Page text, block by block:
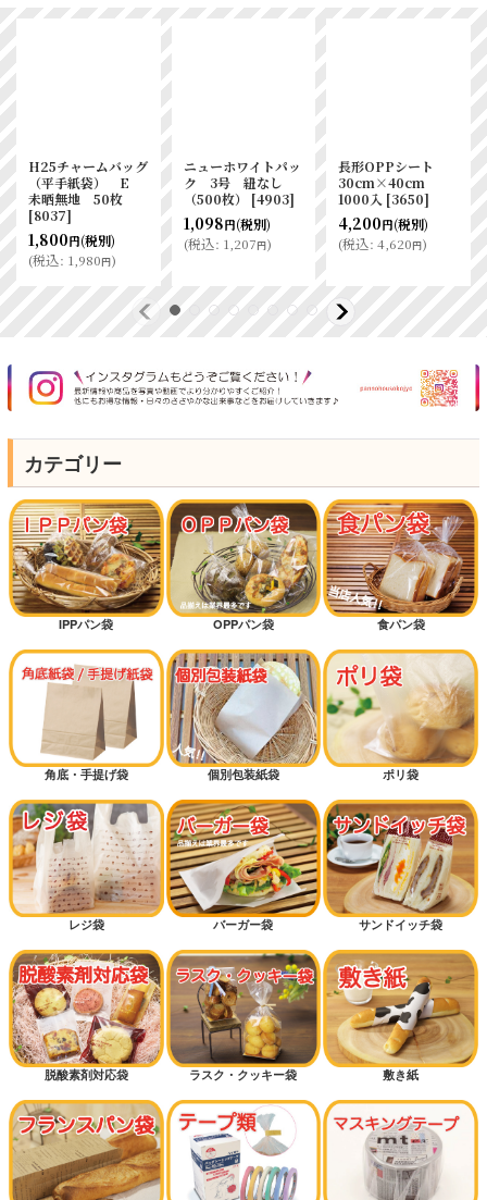
H25チャームバッグ
（平手紙袋） E
未晒無地 50枚
[8037]
1,800円(税別)
(税込: 1,980円)
ニューホワイトパッ
ク 3号 紐なし
（500枚）
[4903]
1,098円(税別)
(税込: 1,207円)
長形OPPシート
30cm×40cm
1000入 [3650]
4,200円(税別)
(税込: 4,620円)
カテゴリー
IPPパン袋 OPPパン袋 食パン袋
角底・手提げ袋 個別包装紙袋 ポリ袋
レジ袋 バーガー袋 サンドイッチ袋
脱酸素剤対応袋 ラスク・クッキー袋 敷き紙